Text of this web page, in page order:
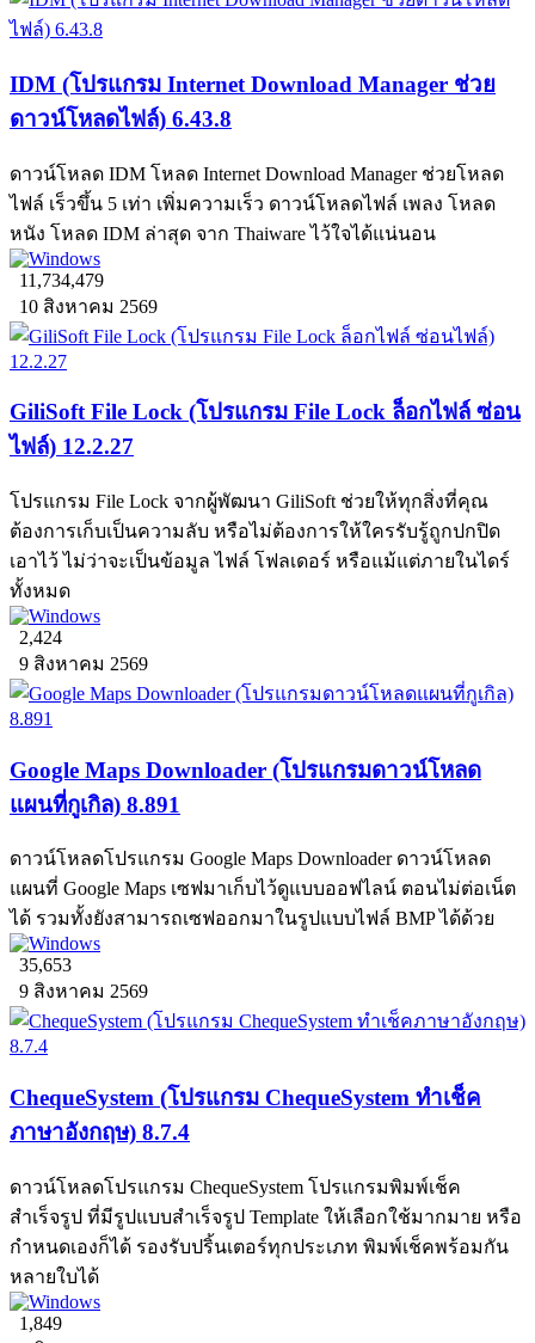
IDM (โปรแกรม Internet Download Manager ช่วย
ดาวน์โหลดไฟล์) 6.43.8
ดาวน์โหลด IDM โหลด Internet Download Manager ช่วยโหลด
ไฟล์ เร็วขึ้น 5 เท่า เพิ่มความเร็ว ดาวน์โหลดไฟล์ เพลง โหลด
หนัง โหลด IDM ล่าสุด จาก Thaiware ไว้ใจได้แน่นอน
11,734,479
10 สิงหาคม 2569
GiliSoft File Lock (โปรแกรม File Lock ล็อกไฟล์ ซ่อน
ไฟล์) 12.2.27
โปรแกรม File Lock จากผู้พัฒนา GiliSoft ช่วยให้ทุกสิ่งที่คุณ
ต้องการเก็บเป็นความลับ หรือไม่ต้องการให้ใครรับรู้ถูกปกปิด
เอาไว้ ไม่ว่าจะเป็นข้อมูล ไฟล์ โฟลเดอร์ หรือแม้แต่ภายในไดร์
ทั้งหมด
2,424
9 สิงหาคม 2569
Google Maps Downloader (โปรแกรมดาวน์โหลด
แผนที่กูเกิล) 8.891
ดาวน์โหลดโปรแกรม Google Maps Downloader ดาวน์โหลด
แผนที่ Google Maps เซฟมาเก็บไว้ดูแบบออฟไลน์ ตอนไม่ต่อเน็ต
ได้ รวมทั้งยังสามารถเซฟออกมาในรูปแบบไฟล์ BMP ได้ด้วย
35,653
9 สิงหาคม 2569
ChequeSystem (โปรแกรม ChequeSystem ทำเช็ค
ภาษาอังกฤษ) 8.7.4
ดาวน์โหลดโปรแกรม ChequeSystem โปรแกรมพิมพ์เช็ค
สำเร็จรูป ที่มีรูปแบบสำเร็จรูป Template ให้เลือกใช้มากมาย หรือ
กำหนดเองก็ได้ รองรับปริ้นเตอร์ทุกประเภท พิมพ์เช็คพร้อมกัน
หลายใบได้
1,849